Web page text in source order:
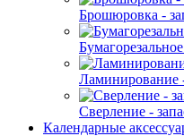
Брошюровка -
Ламинирование
Сверление -
Календарные